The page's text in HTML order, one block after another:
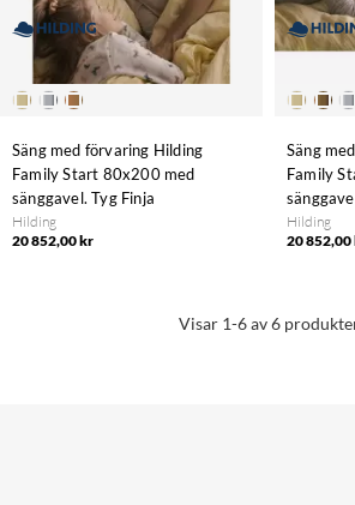
Säng med förvaring Hilding
Family Start 80x200 med
sänggavel. Tyg Finja
Hilding
20 852,00 kr
Säng
Family
Hilding
20 852,00
Visar 1-6 av 6